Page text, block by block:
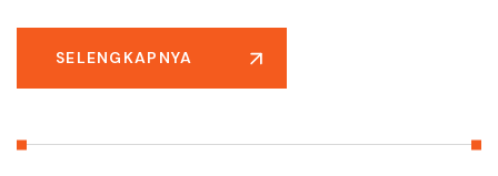
SELENGKAPNYA